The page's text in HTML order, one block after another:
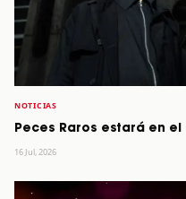
NOTICIAS
Peces Raros estará en
16 Jul, 2026